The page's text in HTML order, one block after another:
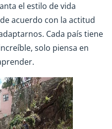
el estilo de vida
acuerdo con la actitud
Cada país tiene
solo piensa en